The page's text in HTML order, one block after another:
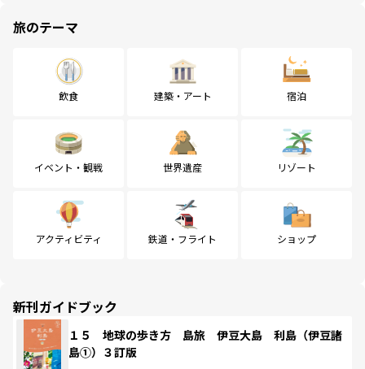
旅のテーマ
飲食 建築・アート 宿泊
イベント・観戦 世界遺産 リゾート
アクティビティ 鉄道・フライト ショップ
新刊ガイドブック
１５ 地球の歩き方 島旅 伊豆大島 利島（伊豆諸
島①）３訂版